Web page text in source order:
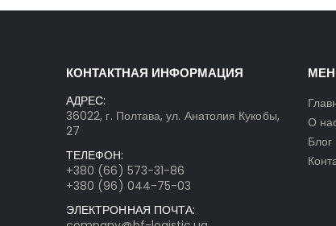
КОНТАКТНАЯ ИНФОРМАЦИЯ
АДРЕС:
36022, г. Полтава, ул. Анатолия Кукобы,
27
ТЕЛЕФОН:
+380 (66) 573-31-86
+380 (96) 044-75-03
ЭЛЕКТРОННАЯ ПОЧТА:
О
Блог